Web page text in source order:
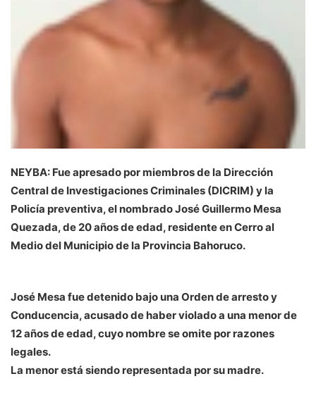
NEYBA: Fue apresado por miembros de la Dirección
Central de Investigaciones Criminales (DICRIM) y la
Policía preventiva, el nombrado José Guillermo Mesa
Quezada, de 20 años de edad, residente en Cerro al
Medio del Municipio de la Provincia Bahoruco.
José Mesa fue detenido bajo una Orden de arresto y
Conducencia, acusado de haber violado a una menor de
12 años de edad, cuyo nombre se omite por razones
legales.
La menor está siendo representada por su madre.